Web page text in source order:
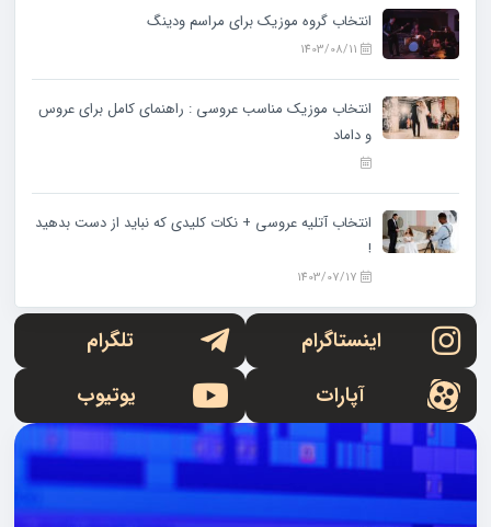
انتخاب گروه موزیک برای مراسم ودینگ
انتخاب موزیک مناسب عروسی : راهنمای کامل برای عروس
و داماد
انتخاب آتلیه عروسی + نکات کلیدی که نباید از دست بدهید
!
اینستاگرام
تلگرام
آپارات
یوتیوب